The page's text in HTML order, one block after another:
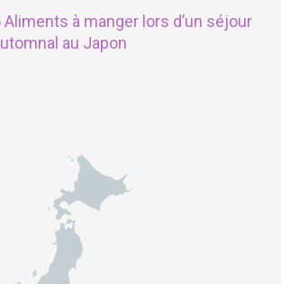
Aliments à manger lors d’un séjour
au Japon